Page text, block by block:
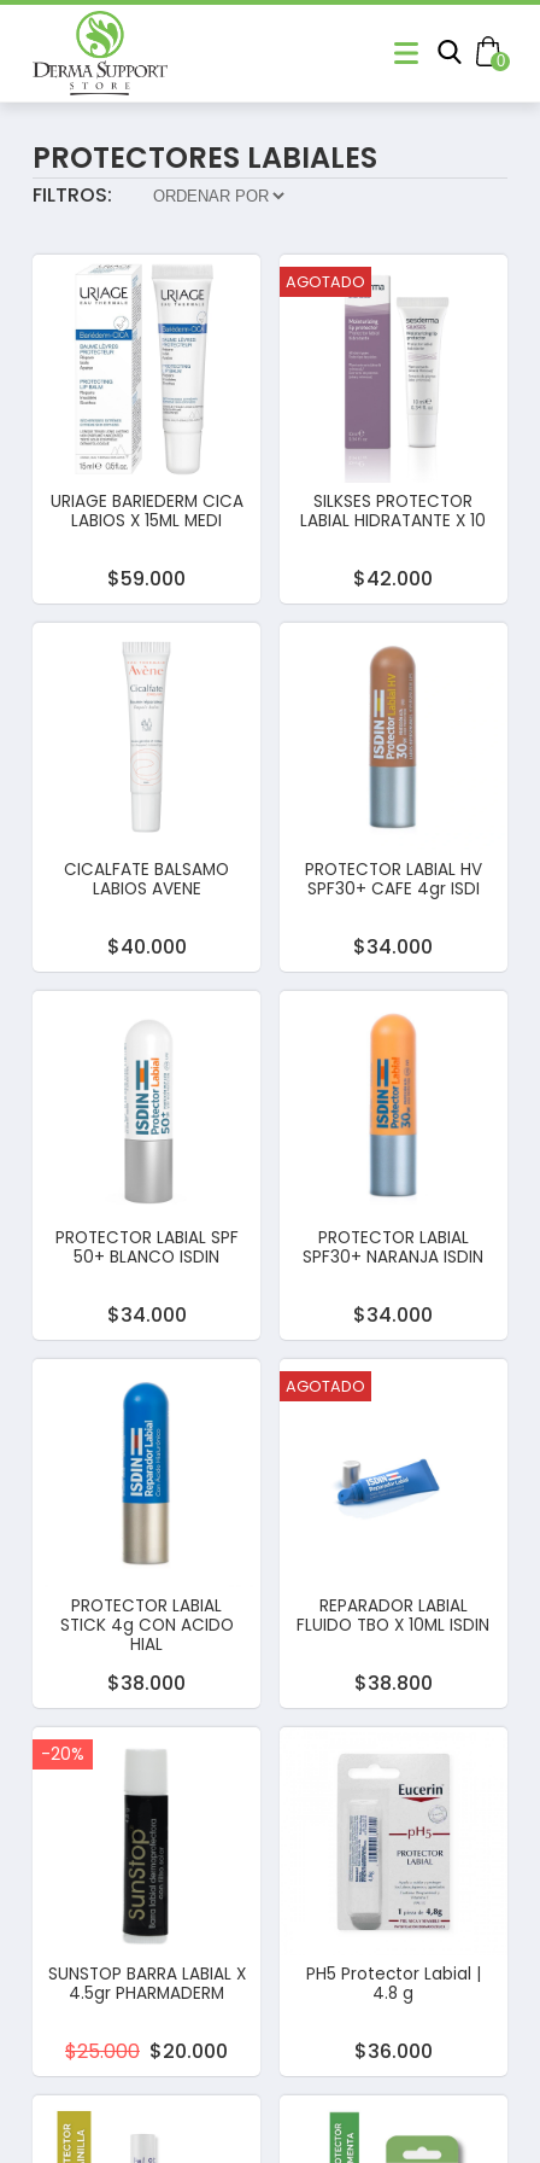
0
PROTECTORES LABIALES
FILTROS:
URIAGE BARIEDERM CICA
LABIOS X 15ML MEDI
$59.000
AGOTADO
SILKSES PROTECTOR
LABIAL HIDRATANTE X 10
$42.000
CICALFATE BALSAMO
LABIOS AVENE
$40.000
PROTECTOR LABIAL HV
SPF30+ CAFE 4gr ISDI
$34.000
PROTECTOR LABIAL SPF
50+ BLANCO ISDIN
$34.000
PROTECTOR LABIAL
SPF30+ NARANJA ISDIN
$34.000
PROTECTOR LABIAL
STICK 4g CON ACIDO
HIAL
$38.000
AGOTADO
REPARADOR LABIAL
FLUIDO TBO X 10ML ISDIN
$38.800
-20%
SUNSTOP BARRA LABIAL X
4.5gr PHARMADERM
$25.000 $20.000
PH5 Protector Labial |
4.8 g
$36.000